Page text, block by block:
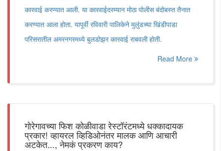
कारवाई करण्यात आली. या कारवाईदरम्यान मोठा पोलीस बंदोबस्त तैनात
करण्यात आला होता. यापूर्वी रविवारी पालिकेने मुलुंडच्या खिंडीपाडा
परिसरातील अमरनगरमध्ये बुलडोझर कारवाई राबवली होती.
Read More
गोरेगावच्या फिश कोळीवाडा रेस्टॉरंटमध्ये धक्कादायक
प्रकार! व्हायरल व्हिडिओनंतर मालक आणि आचारी
अटकेत..., नेमकं प्रकरण काय?